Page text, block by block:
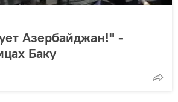
Азербайджан!" -
Баку